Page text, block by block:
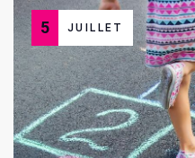
5 JUILLET